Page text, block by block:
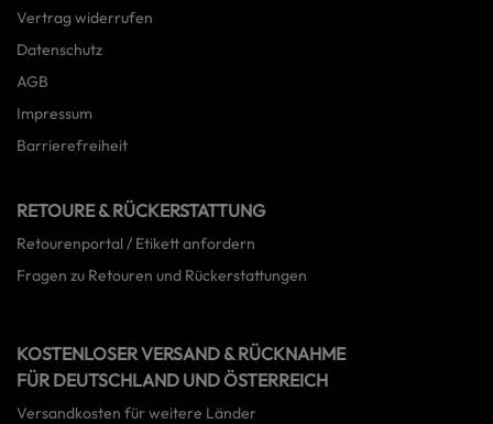
Vertrag widerrufen
Datenschutz
AGB
Impressum
Barrierefreiheit
RETOURE & RÜCKERSTATTUNG
Retourenportal / Etikett anfordern
Fragen zu Retouren und Rückerstattungen
KOSTENLOSER VERSAND & RÜCKNAHME
FÜR DEUTSCHLAND UND ÖSTERREICH
Versandkosten für weitere Länder